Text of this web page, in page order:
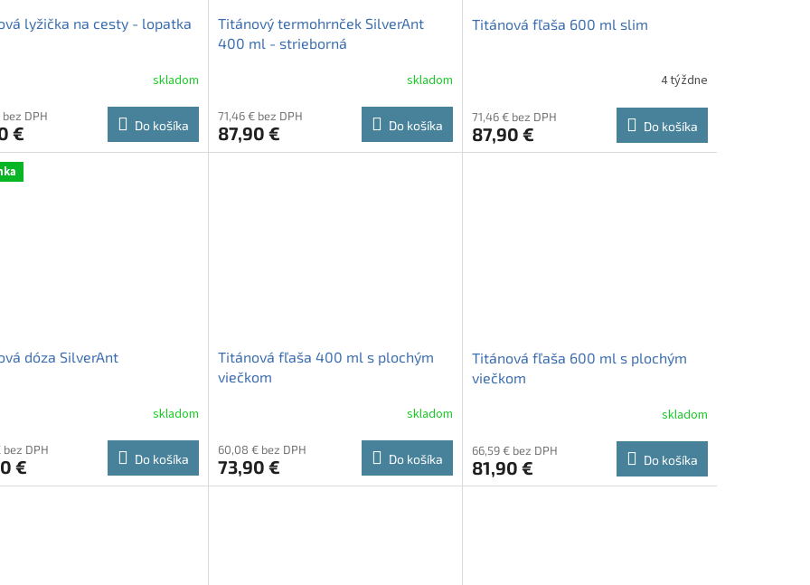
lyžička na cesty - lopatka
skladom
bez DPH
€ Do košíka
Titánový termohrnček SilverAnt
400 ml - strieborná
skladom
71,46 € bez DPH
87,90 € Do košíka
Titánová fľaša 600 ml slim
4 týždne
71,46 € bez DPH
87,90 € Do košíka
dóza SilverAnt
skladom
bez DPH
€ Do košíka
Titánová fľaša 400 ml s plochým
viečkom
skladom
60,08 € bez DPH
73,90 € Do košíka
Titánová fľaša 600 ml s plochým
viečkom
skladom
66,59 € bez DPH
81,90 € Do košíka